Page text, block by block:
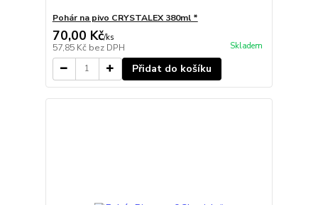
Pohár na pivo CRYSTALEX 380ml *
70,00 Kč/ks
57,85 Kč bez DPH Skladem
Přidat do košíku